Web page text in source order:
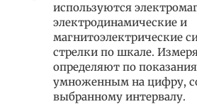
используются
электродинамические и
магнитоэлектрические
стрелки по шкале.
определяют по
умноженным на цифру,
выбранному интервалу.